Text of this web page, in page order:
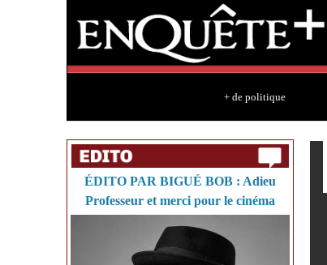
+ de politique
ÉDITO PAR BIGUÉ BOB : Adieu
Professeur et merci pour le cinéma